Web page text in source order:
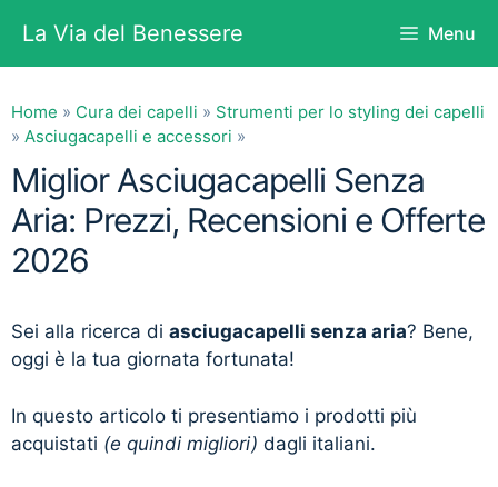
contenuto
La Via del Benessere Menu
Home » Cura dei capelli » Strumenti per lo styling dei capelli
» Asciugacapelli e accessori »
Miglior Asciugacapelli Senza
Aria: Prezzi, Recensioni e Offerte
2026
Sei alla ricerca di asciugacapelli senza aria? Bene,
oggi è la tua giornata fortunata!
In questo articolo ti presentiamo i prodotti più
acquistati (e quindi migliori) dagli italiani.